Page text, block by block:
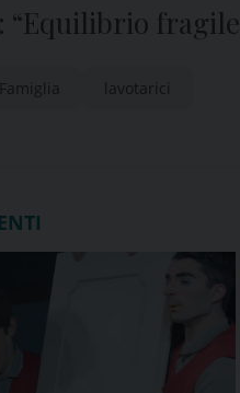
“Equilibrio fragile
Famiglia lavotarici